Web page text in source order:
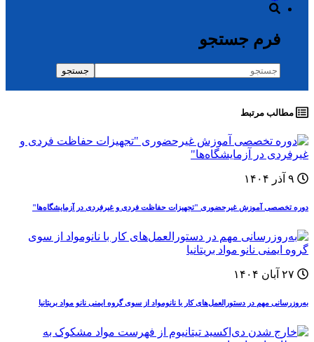
فرم جستجو
جستجو
مطالب مرتبط
دوره‌ تخصصی آموزش غيرحضوری "تجهیزات حفاظت فردی و غیرفردی در آزمایشگاه‌ها"
به‌روزرسانی مهم در دستورالعمل‌های کار با نانومواد از سوی گروه ایمنی نانو مواد بریتانیا